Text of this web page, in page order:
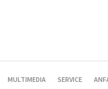
MULTIMEDIA SERVICE